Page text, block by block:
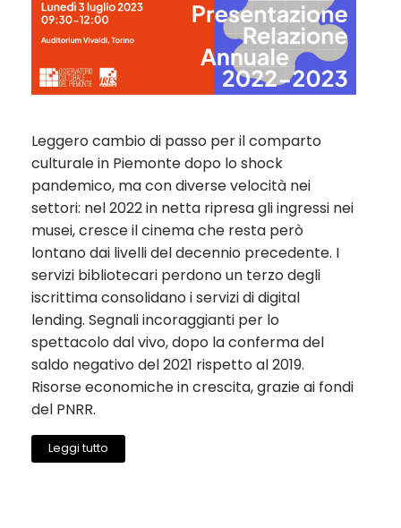
Leggero cambio di passo per il comparto
culturale in Piemonte dopo lo shock
pandemico, ma con diverse velocità nei
settori: nel 2022 in netta ripresa gli ingressi nei
musei, cresce il cinema che resta però
lontano dai livelli del decennio precedente. I
servizi bibliotecari perdono un terzo degli
iscrittima consolidano i servizi di digital
lending. Segnali incoraggianti per lo
spettacolo dal vivo, dopo la conferma del
saldo negativo del 2021 rispetto al 2019.
Risorse economiche in crescita, grazie ai fondi
del PNRR.
Leggi tutto